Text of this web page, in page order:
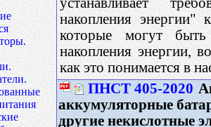
накопления
которые могут быть
накопления энергии,
как это понимается в
ПНСТ 405-2020
аккумуляторные
другие некислотные